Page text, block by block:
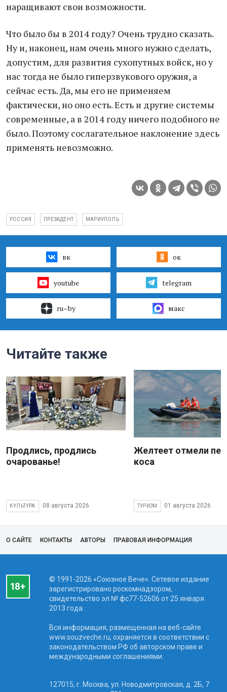
наращивают свои возможности.
Что было бы в 2014 году? Очень трудно сказать.
Ну и, наконец, нам очень много нужно сделать,
допустим, для развития сухопутных войск, но у
нас тогда не было гиперзвукового оружия, а
сейчас есть. Да, мы его не применяем
фактически, но оно есть. Есть и другие системы
современные, а в 2014 году ничего подобного не
было. Поэтому сослагательное наклонение здесь
применять невозможно.
РОССИЯ ПРЕЗИДЕНТ МАРИУПОЛЬ
вк ок
youtube telegram
ru–by макс
Читайте также
Продлись, продлись
очарованье!
КУЛЬТУРА 08 августа 2026
Желтеет отмели
коса
ТУРИЗМ 01 августа 2026
О САЙТЕ КОНТАКТЫ АВТОРЫ ПРАВОВАЯ ИНФОРМАЦИЯ
© 1991-2026 «Союзное Вече». Сетевое издание
зарегистрировано роскомнадзором,
свидетельство эл № фc77-52606 от 25 января
2013 года.
Вся информация, размещенная на веб-сайте
www.souzveche.ru, охраняется в соответствии с
законодательством РФ об авторском праве и
международными соглашениями.
127015, г. Москва, ул. Новодмитровская, д. 2Б, 7